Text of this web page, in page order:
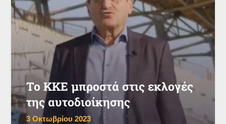
Το ΚΚΕ μπροστά στις εκλογές
της αυτοδιοίκησης
3 Οκτωβρίου 2023